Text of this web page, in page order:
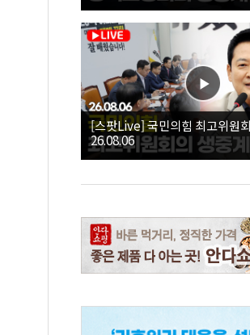
[스팟Live] 국민의힘 최고위원
26.08.06